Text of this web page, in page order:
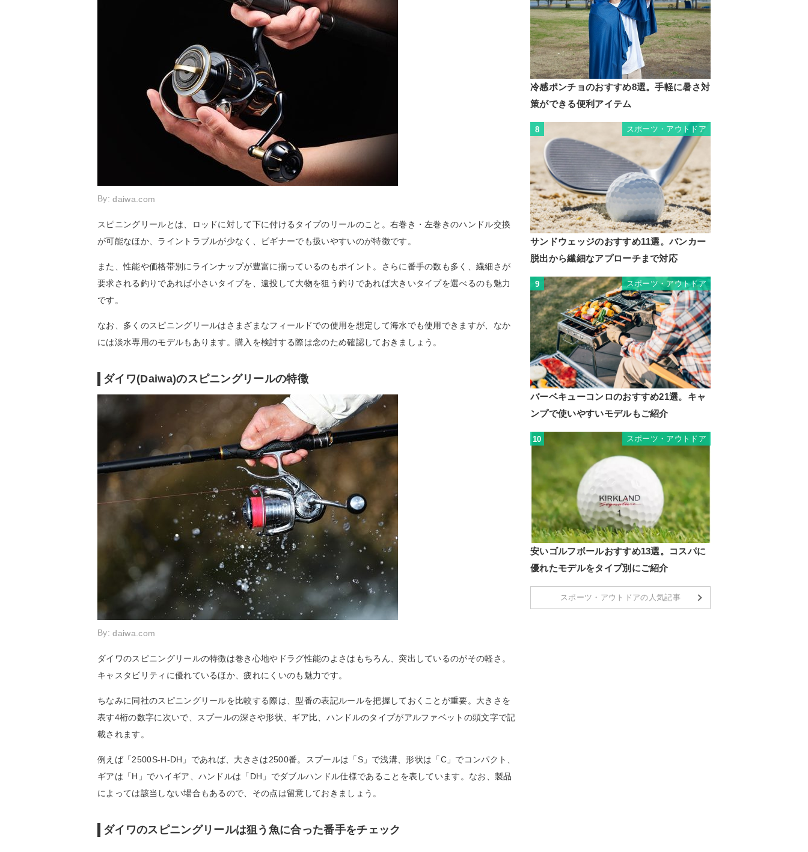
By:daiwa.com
スピニングリールとは、ロッドに対して下に付けるタイプのリールのこと。右巻き・左巻きのハンドル交換
が可能なほか、ライントラブルが少なく、ビギナーでも扱いやすいのが特徴です。
また、性能や価格帯別にラインナップが豊富に揃っているのもポイント。さらに番手の数も多く、繊細さが
要求される釣りであれば小さいタイプを、遠投して大物を狙う釣りであれば大きいタイプを選べるのも魅力
です。
なお、多くのスピニングリールはさまざまなフィールドでの使用を想定して海水でも使用できますが、なか
には淡水専用のモデルもあります。購入を検討する際は念のため確認しておきましょう。
ダイワ(Daiwa)のスピニングリールの特徴
By:daiwa.com
ダイワのスピニングリールの特徴は巻き心地やドラグ性能のよさはもちろん、突出しているのがその軽さ。
キャスタビリティに優れているほか、疲れにくいのも魅力です。
ちなみに同社のスピニングリールを比較する際は、型番の表記ルールを把握しておくことが重要。大きさを
表す4桁の数字に次いで、スプールの深さや形状、ギア比、ハンドルのタイプがアルファベットの頭文字で記
載されます。
例えば「2500S-H-DH」であれば、大きさは2500番。スプールは「S」で浅溝、形状は「C」でコンパクト、
ギアは「H」でハイギア、ハンドルは「DH」でダブルハンドル仕様であることを表しています。なお、製品
によっては該当しない場合もあるので、その点は留意しておきましょう。
ダイワのスピニングリールは狙う魚に合った番手をチェック
冷感ポンチョのおすすめ8選。手軽に暑さ対
策ができる便利アイテム
8 スポーツ・アウトドア
サンドウェッジのおすすめ11選。バンカー
脱出から繊細なアプローチまで対応
9 スポーツ・アウトドア
バーベキューコンロのおすすめ21選。キャ
ンプで使いやすいモデルもご紹介
10 スポーツ・アウトドア
安いゴルフボールおすすめ13選。コスパに
優れたモデルをタイプ別にご紹介
スポーツ・アウトドアの人気記事